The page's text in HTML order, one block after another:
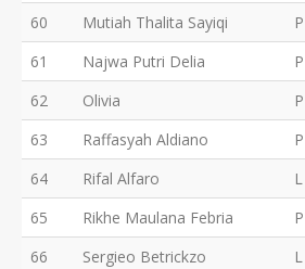
60 Mutiah Thalita Sayiqi P
61
Najwa Putri Delia P
62
Olivia P
63
Raffasyah Aldiano P
64
Rifal Alfaro L
65
Rikhe Maulana Febria P
66
Sergieo Betrickzo L